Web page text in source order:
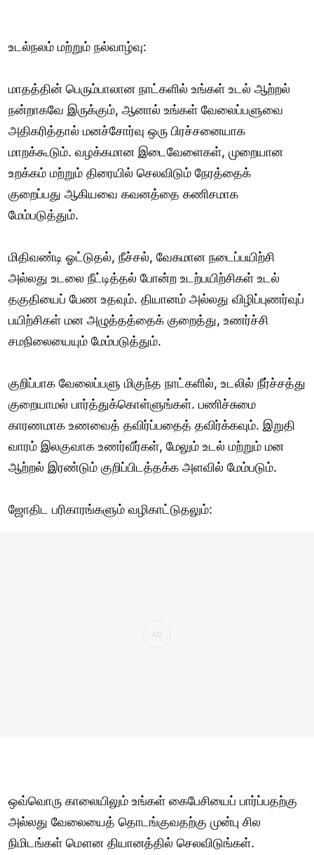
உடல்நலம் மற்றும் நல்வாழ்வு:
மாதத்தின் பெரும்பாலான நாட்களில் உங்கள் உடல் ஆற்றல்
நன்றாகவே இருக்கும், ஆனால் உங்கள் வேலைப்பளுவை
அதிகரித்தால் மனச்சோர்வு ஒரு பிரச்சனையாக
மாறக்கூடும். வழக்கமான இடைவேளைகள், முறையான
உறக்கம் மற்றும் திரையில் செலவிடும் நேரத்தைக்
குறைப்பது ஆகியவை கவனத்தை கணிசமாக
மேம்படுத்தும்.
மிதிவண்டி ஓட்டுதல், நீச்சல், வேகமான நடைப்பயிற்சி
அல்லது உடலை நீட்டித்தல் போன்ற உடற்பயிற்சிகள் உடல்
தகுதியைப் பேண உதவும். தியானம் அல்லது விழிப்புணர்வுப்
பயிற்சிகள் மன அழுத்தத்தைக் குறைத்து, உணர்ச்சி
சமநிலையையும் மேம்படுத்தும்.
குறிப்பாக வேலைப்பளு மிகுந்த நாட்களில், உடலில் நீர்ச்சத்து
குறையாமல் பார்த்துக்கொள்ளுங்கள். பணிச்சுமை
காரணமாக உணவைத் தவிர்ப்பதைத் தவிர்க்கவும். இறுதி
வாரம் இலகுவாக உணர்வீர்கள், மேலும் உடல் மற்றும் மன
ஆற்றல் இரண்டும் குறிப்பிடத்தக்க அளவில் மேம்படும்.
ஜோதிட பரிகாரங்களும் வழிகாட்டுதலும்:
ஒவ்வொரு காலையிலும் உங்கள் கைபேசியைப் பார்ப்பதற்கு
அல்லது வேலையைத் தொடங்குவதற்கு முன்பு சில
நிமிடங்கள் மௌன தியானத்தில் செலவிடுங்கள்.